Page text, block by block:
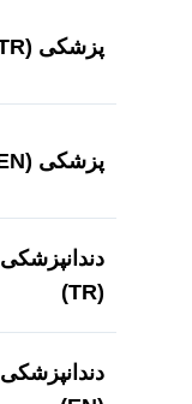
پزشکی (TR)
پزشکی (EN)
دندانپزشکی
(TR)
دندانپزشکی